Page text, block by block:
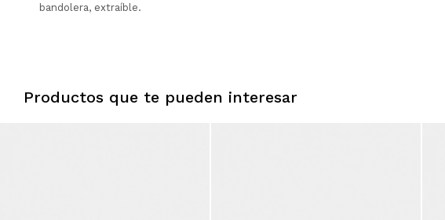
bandolera, extraíble.
Productos que te pueden interesar